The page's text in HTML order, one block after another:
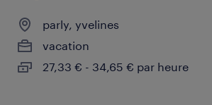
parly, yvelines
vacation
27,33 € - 34,65 € par heure